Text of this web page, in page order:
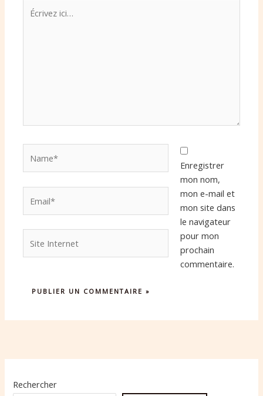
ici…
Internet
Enregistrer
mon nom,
mon e-mail et
mon site dans
le navigateur
pour mon
prochain
commentaire.
Rechercher